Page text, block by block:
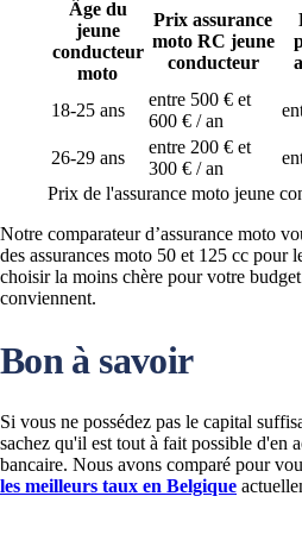
Âge du
jeune
conducteur
moto
Prix assurance
moto RC jeune
conducteur
18-25 ans
entre 500 € et
600 € / an
26-29 ans
entre 200 € et
300 € / an
Prix de l'assurance moto jeune
Notre comparateur d’assurance moto
des assurances moto 50 et 125 cc pour
choisir la moins chère pour votre
conviennent.
Bon à savoir
Si vous ne possédez pas le capital
sachez qu'il est tout à fait possible d'en
bancaire. Nous avons comparé pour
les meilleurs taux en Belgique